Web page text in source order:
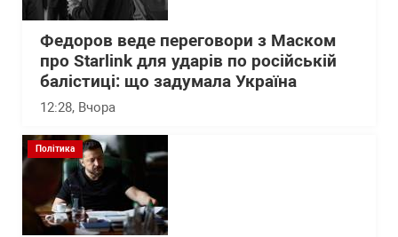
Федоров веде переговори з Маском
про Starlink для ударів по російській
балістиці: що задумала Україна
12:28, Вчора
Політика